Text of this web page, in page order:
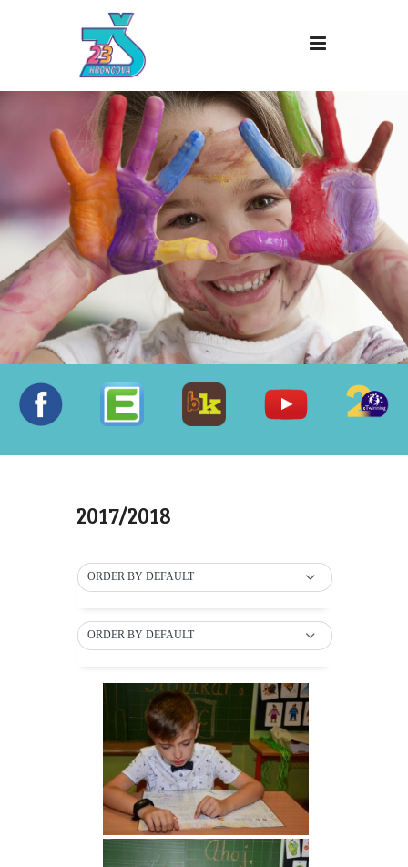
2017/2018
ORDER BY DEFAULT
ORDER BY DEFAULT